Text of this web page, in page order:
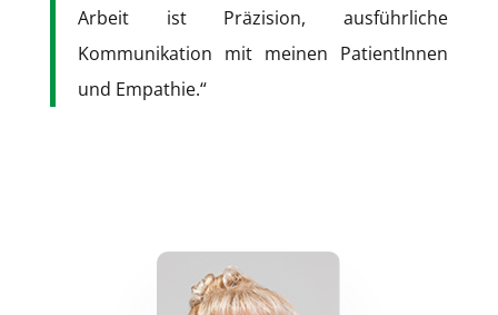
Arbeit ist Präzision, ausführliche
Kommunikation mit meinen PatientInnen
und Empathie.“